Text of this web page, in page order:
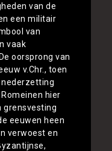
van de
een militair
van
vaak
oorsprong van
v.Chr., toen
hier
grensvesting
eeuwen heen
verwoest en